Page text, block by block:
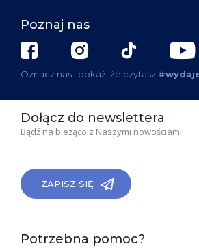
Poznaj nas
Oznacz nas i pokaż, że czytasz
Dołącz do newslettera
Bądź na bieżąco z Naszymi nowościami!
ZAPISZ SIĘ
Potrzebna pomoc?